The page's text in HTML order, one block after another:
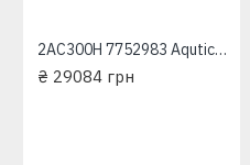
2AC300H 7752983 Aqutica трехфазный насос центробежный многоступенчатый
₴ 29084 грн